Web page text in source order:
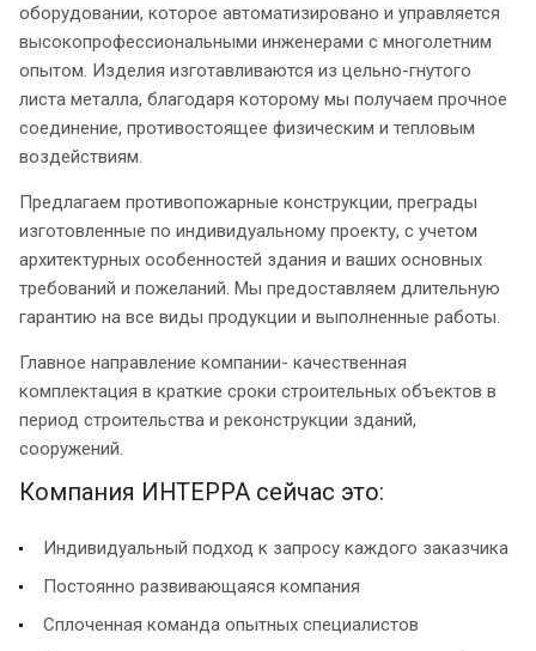
оборудовании, которое автоматизировано и управляется
высокопрофессиональными инженерами с многолетним
опытом. Изделия изготавливаются из цельно-гнутого
листа металла, благодаря которому мы получаем прочное
соединение, противостоящее физическим и тепловым
воздействиям.
Предлагаем противопожарные конструкции, преграды
изготовленные по индивидуальному проекту, с учетом
архитектурных особенностей здания и ваших основных
требований и пожеланий. Мы предоставляем длительную
гарантию на все виды продукции и выполненные работы.
Главное направление компании- качественная
комплектация в краткие сроки строительных объектов в
период строительства и реконструкции зданий,
сооружений.
Компания ИНТЕРРА сейчас это:
Индивидуальный подход к запросу каждого заказчика
Постоянно развивающаяся компания
Сплоченная команда опытных специалистов